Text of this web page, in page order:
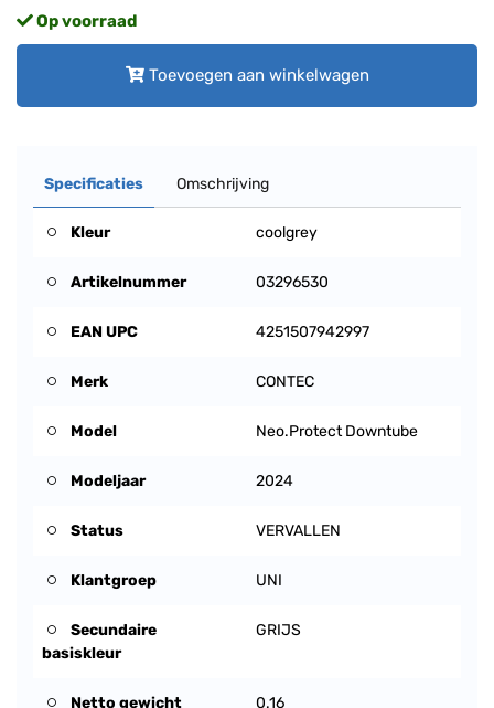
Op voorraad
Toevoegen aan winkelwagen
Specificaties Omschrijving
Kleur coolgrey
Artikelnummer 03296530
EAN UPC 4251507942997
Merk CONTEC
Model Neo.Protect Downtube
Modeljaar 2024
Status VERVALLEN
Klantgroep UNI
Secundaire
basiskleur
GRIJS
Netto gewicht 0.16